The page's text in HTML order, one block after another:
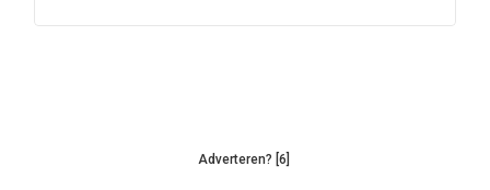
Adverteren? [6]